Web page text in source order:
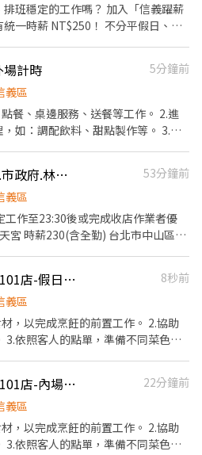
班穩定的工作嗎？ 加入「信義躍薪
一時薪 NT$250！ 不分平假日、不
人互動的夥伴。 如果你具備親切
上的滿意笑容是你的成就感來源，
、確認出餐品質、協助菜口 結帳收
菜
助出餐、出餐擺盤、麵手、順麵 燒
火鍋品牌需操作切肉機及刀具 洗碗、
班與輪班 ✔ 可長時間站立工作
：10:00–15:00 晚班（內外場）：
：11:30–22:30 ※ 實際排班時間依
統一時代店、新光三越 A11 店 賴山嶼
店 撈王｜統一時代店 〝 面試
喜歡這份工作的人，一定也會喜歡
場計時
5分鐘前
義區
餐、桌邊服務、送餐等工作。 2.進
如：調配飲料、甜點製作等。 3.於
【すき家 SUKIYA 行天宮.市政府.林森南路 晚班／收店班】★時薪230元起
53分鐘前
義區
作至23:30後或完成收店作業者優
元 深夜出勤津貼每小時加"50"元
核調薪機會 ★享有特休累積 ★免費
夜班出勤津貼 ★提供員工制服及工
笑容 ★ＳＯＰ專業流程 ★無經驗可
【阿達師五星麵舖】台北101店-假日內場計時
8秒前
義區
，以完成烹飪的前置工作。 2.協助
3.依照客人的點單，準備不同菜色所
【阿達師五星麵舖】台北101店-內場計時
22分鐘前
義區
，以完成烹飪的前置工作。 2.協助
3.依照客人的點單，準備不同菜色所